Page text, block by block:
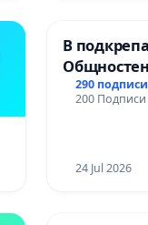
В
Църква
290 подписи
200
24 Jul 2026